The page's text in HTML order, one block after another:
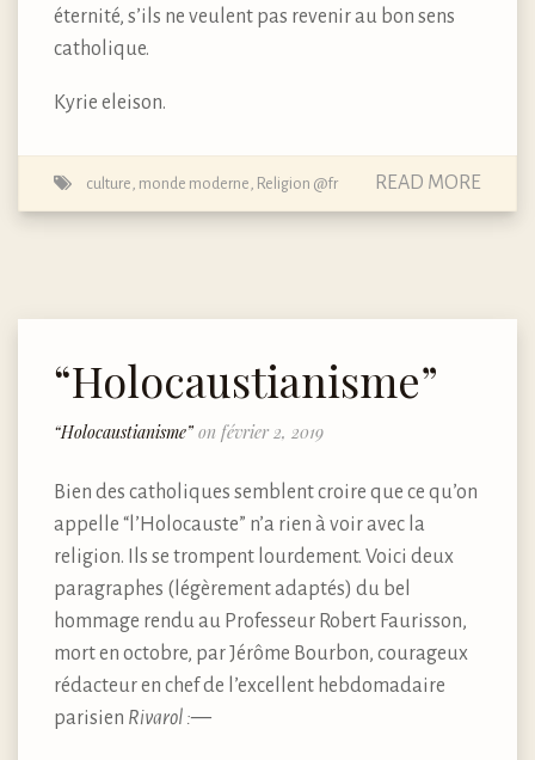
éternité, s’ils ne veulent pas revenir au bon sens
catholique.
Kyrie eleison.
culture, monde moderne, Religion @fr READ MORE
“Holocaustianisme”
“Holocaustianisme” on février 2, 2019
Bien des catholiques semblent croire que ce qu’on
appelle “l’Holocauste” n’a rien à voir avec la
religion. Ils se trompent lourdement. Voici deux
paragraphes (légèrement adaptés) du bel
hommage rendu au Professeur Robert Faurisson,
mort en octobre, par Jérôme Bourbon, courageux
rédacteur en chef de l’excellent hebdomadaire
parisien Rivarol : —